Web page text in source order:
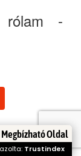
rólam -
pénzügyi
kiteljesedni?
Megbízható Oldal
Trustindex